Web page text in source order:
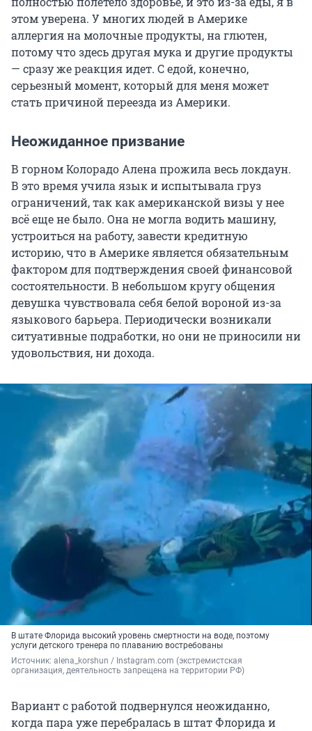
этом уверена. У многих людей в Америке
аллергия на молочные продукты, на глютен,
потому что здесь другая мука и другие продукты
— сразу же реакция идет. С едой, конечно,
серьезный момент, который для меня может
стать причиной переезда из Америки.
Неожиданное призвание
В горном Колорадо Алена прожила весь локдаун.
В это время учила язык и испытывала груз
ограничений, так как американской визы у нее
всё еще не было. Она не могла водить машину,
устроиться на работу, завести кредитную
историю, что в Америке является обязательным
фактором для подтверждения своей финансовой
состоятельности. В небольшом кругу общения
девушка чувствовала себя белой вороной из-за
языкового барьера. Периодически возникали
ситуативные подработки, но они не приносили ни
удовольствия, ни дохода.
В штате Флорида высокий уровень смертности на воде, поэтому
услуги детского тренера по плаванию востребованы
Источник: alena_korshun / Instagram.com (экстремистская
организация, деятельность запрещена на территории РФ)
Вариант с работой подвернулся неожиданно,
когда пара уже перебралась в штат Флорида и